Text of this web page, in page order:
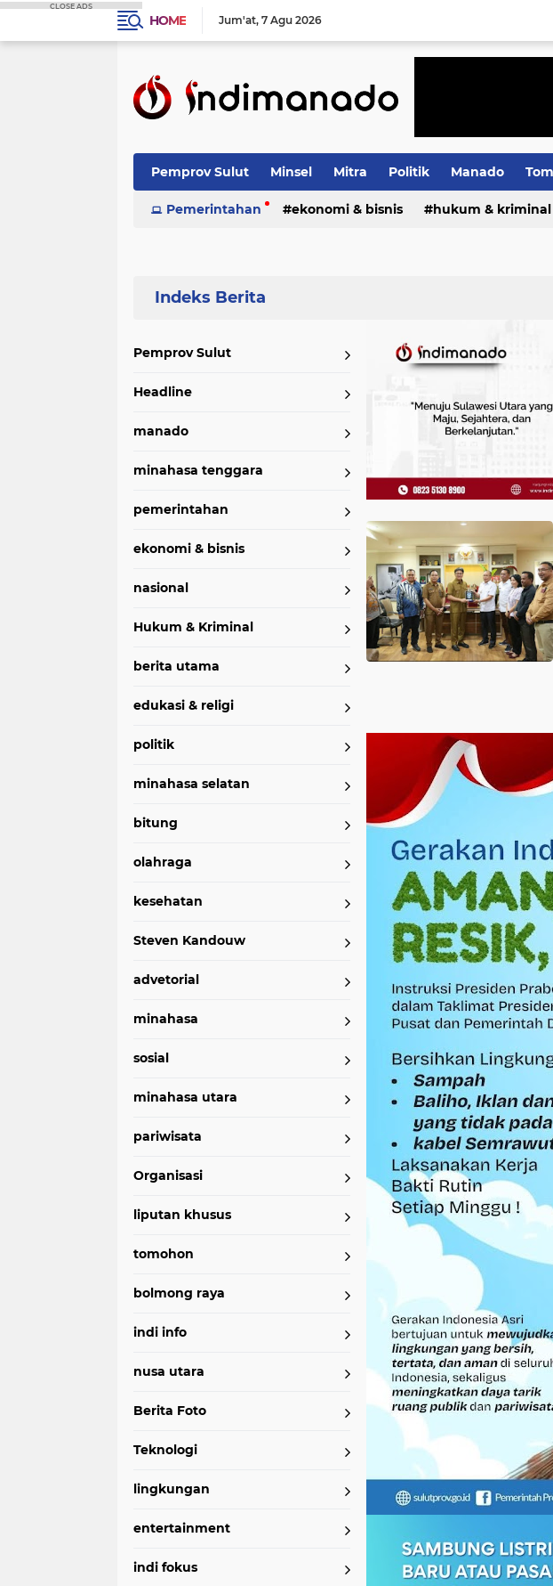
HOME Jum'at 7 Agu 2026
Pemprov Sulut Minsel Mitra Politik Manado
Nasional Advetorial Terpopuler Indeks
Pemerintahan ekonomi & bisnis hukum & kriminal
Pemprov Sulut
Headline
manado
minahasa tenggara
pemerintahan
ekonomi & bisnis
nasional
Hukum & Kriminal
berita utama
edukasi & religi
politik
minahasa selatan
bitung
olahraga
kesehatan
Steven Kandouw
advetorial
minahasa
sosial
minahasa utara
pariwisata
Organisasi
liputan khusus
tomohon
bolmong raya
indi info
nusa utara
Berita Foto
Teknologi
lingkungan
entertainment
indi fokus
CLOSE ADS